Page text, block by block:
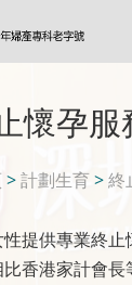
懷孕服
>計劃生育>終
提供專業終
香港家計會